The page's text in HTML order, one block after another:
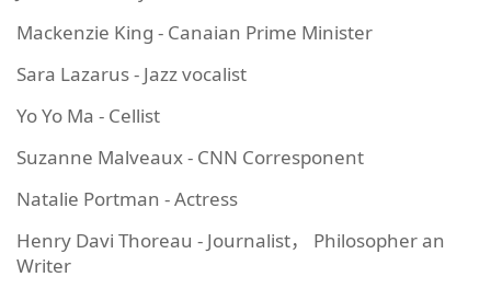
Mackenzie King - Canaian Prime Minister
Sara Lazarus - Jazz vocalist
Yo Yo Ma - Cellist
Suzanne Malveaux - CNN Corresponent
Natalie Portman - Actress
Henry Davi Thoreau - Journalist， Philosopher an
Writer